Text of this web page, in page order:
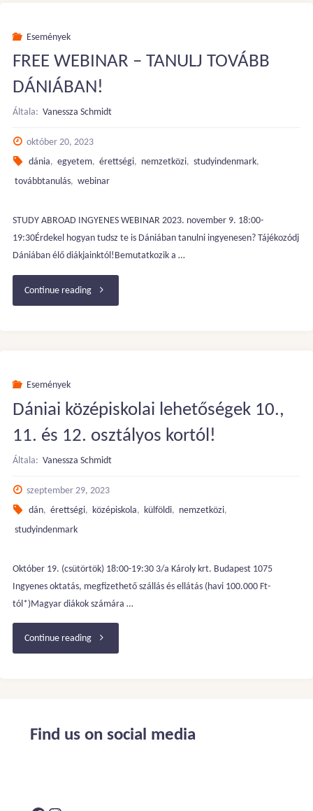
lehetőségek
–
Események
FREE WEBINAR – TANULJ TOVÁBB
DÁNIÁBAN!
Általa: Vanessza Schmidt
október 20, 2023
dánia, egyetem, érettségi, nemzetközi, studyindenmark,
továbbtanulás, webinar
STUDY ABROAD INGYENES WEBINAR 2023. november 9. 18:00-
19:30Érdekel hogyan tudsz te is Dániában tanulni ingyenesen? Tájékozódj
Dániában élő diákjainktól!Bemutatkozik a …
Continue reading"FREE
TOVÁBB
DÁNIÁBAN!"
Események
Dániai középiskolai lehetőségek 10.,
11. és 12. osztályos kortól!
Általa: Vanessza Schmidt
szeptember 29, 2023
dán, érettségi, középiskola, külföldi, nemzetközi,
studyindenmark
Október 19. (csütörtök) 18:00-19:30 3/a Károly krt. Budapest 1075
Ingyenes oktatás, megfizethető szállás és ellátás (havi 100.000 Ft-
tól*)Magyar diákok számára …
Continue reading"Dániai
Find us on social media